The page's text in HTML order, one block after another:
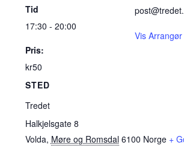
Tid
17:30 - 20:00
Pris:
kr50
STED
Tredet
Halkjelsgate 8
Volda, Møre og Romsdal 6100 Norge +
Vis